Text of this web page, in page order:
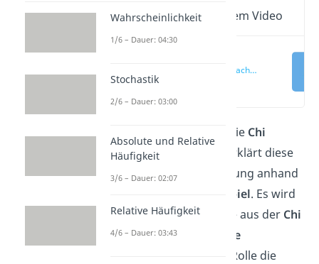
Wichtige Inhalte in diesem Video
Verteilung einfach
Dieser Beitrag behandelt die Chi
Quadrat Verteilung
und erklärt diese
Wahrscheinlichkeitsverteilung anhand
Beispiel. Es wird
gezeigt, wie man die Werte aus der Chi
Quadrat Verteilung Tabelle
ablesen kann und welche Rolle die
Wahrscheinlichkeit
1/6 – Dauer: 04:30
Stochastik
2/6 – Dauer: 03:00
Absolute und Relative
Häufigkeit
3/6 – Dauer: 02:07
Relative Häufigkeit
4/6 – Dauer: 03:43